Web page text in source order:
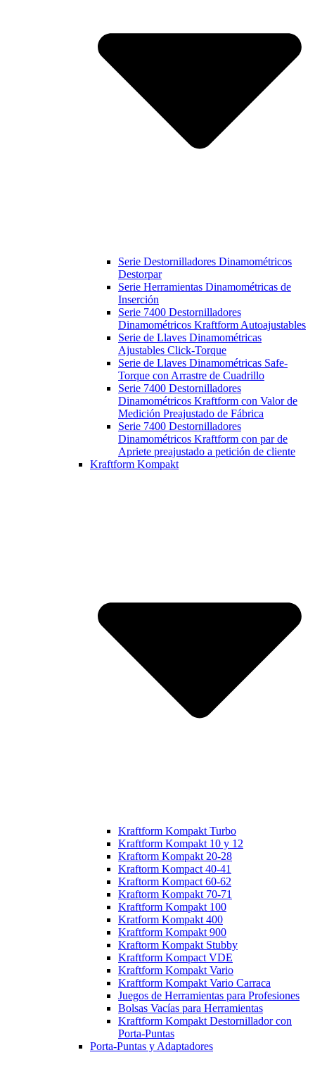
Serie Destornilladores Dinamométricos
Destorpar
Serie Herramientas Dinamométricas de
Inserción
Serie 7400 Destornilladores
Dinamométricos Kraftform Autoajustables
Serie de Llaves Dinamométricas
Ajustables Click-Torque
Serie de Llaves Dinamométricas Safe-
Torque con Arrastre de Cuadrillo
Serie 7400 Destornilladores
Dinamométricos Kraftform con Valor de
Medición Preajustado de Fábrica
Serie 7400 Destornilladores
Dinamométricos Kraftform con par de
Apriete preajustado a petición de cliente
Kraftform Kompakt
Kraftform Kompakt Turbo
Kraftform Kompakt 10 y 12
Kraftorm Kompakt 20-28
Kraftorm Kompact 40-41
Kraftorm Kompact 60-62
Kraftorm Kompakt 70-71
Kraftform Kompakt 100
Kratform Kompakt 400
Kraftform Kompakt 900
Kraftorm Kompakt Stubby
Kraftform Kompact VDE
Kraftform Kompakt Vario
Kraftform Kompakt Vario Carraca
Juegos de Herramientas para Profesiones
Bolsas Vacías para Herramientas
Kraftform Kompakt Destornillador con
Porta-Puntas
Porta-Puntas y Adaptadores